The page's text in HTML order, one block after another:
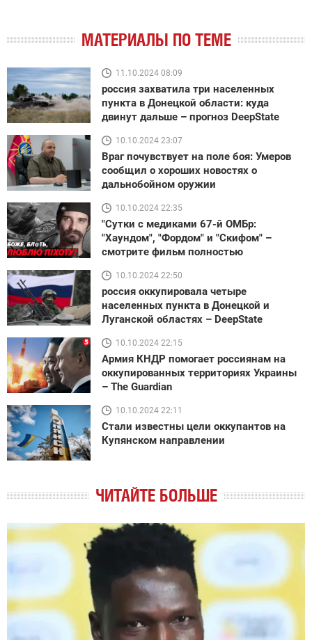
МАТЕРИАЛЫ ПО ТЕМЕ
11.10.2024 08:09
россия захватила три населенных
пункта в Донецкой области: куда
двинут дальше – прогноз DeepState
10.10.2024 23:07
Враг почувствует на поле боя: Умеров
сообщил о хороших новостях о
дальнобойном оружии
10.10.2024 22:35
"Сутки с медиками 67-й ОМБр:
"Хаундом", "Фордом" и "Скифом" –
смотрите фильм полностью
10.10.2024 22:50
россия оккупировала четыре
населенных пункта в Донецкой и
Луганской областях – DeepState
10.10.2024 22:15
Армия КНДР помогает россиянам на
оккупированных территориях Украины
– The Guardian
10.10.2024 22:11
Стали известны цели оккупантов на
Купянском направлении
ЧИТАЙТЕ БОЛЬШЕ